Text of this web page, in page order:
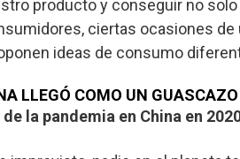
producto y conseguir no
ciertas ocasiones de
ideas de consumo
LLEGÓ COMO UN GUASCAZO
la pandemia en China en